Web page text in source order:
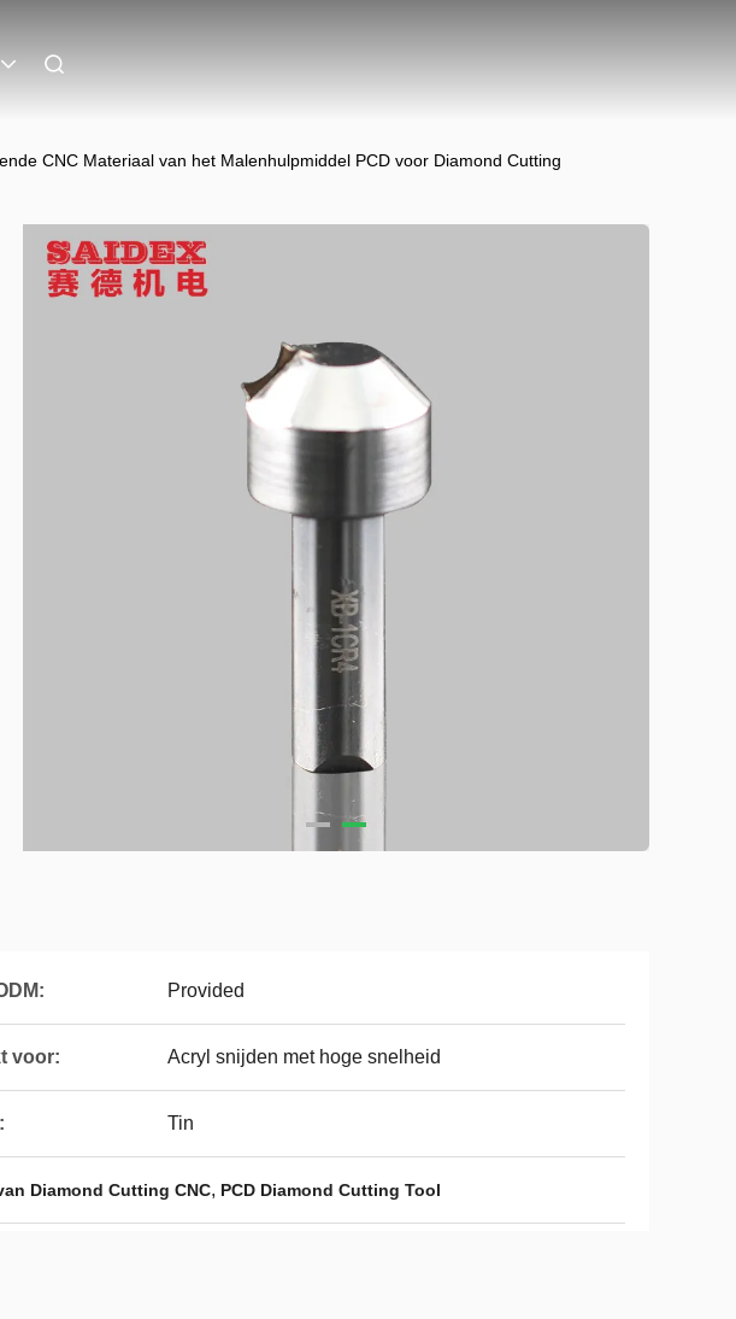
CNC Materiaal van het Malenhulpmiddel PCD voor Diamond Cutting
Provided
voor: Acryl snijden met hoge snelheid
Tin
Diamond Cutting CNC, PCD Diamond Cutting Tool